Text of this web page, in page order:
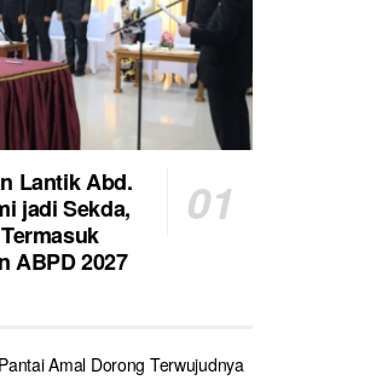
Lantik Abd.
jadi Sekda,
ABPD 2027
Amal Dorong Terwujudnya